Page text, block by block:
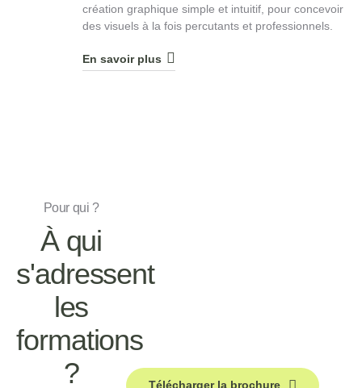
création graphique simple et intuitif, pour concevoir
des visuels à la fois percutants et professionnels.
En savoir plus
Pour qui ?
À qui
s'adressent
les
formations
?
Télécharger la brochure